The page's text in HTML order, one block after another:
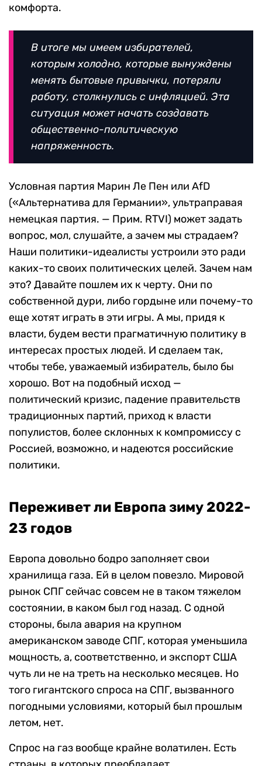
комфорта.
В итоге мы имеем избирателей,
которым холодно, которые вынуждены
менять бытовые привычки, потеряли
работу, столкнулись с инфляцией. Эта
ситуация может начать создавать
общественно-политическую
напряженность.
Условная партия Марин Ле Пен или AfD
(«Альтернатива для Германии», ультраправая
немецкая партия. — Прим. RTVI) может задать
вопрос, мол, слушайте, а зачем мы страдаем?
Наши политики-идеалисты устроили это ради
каких-то своих политических целей. Зачем нам
это? Давайте пошлем их к черту. Они по
собственной дури, либо гордыне или почему-то
еще хотят играть в эти игры. А мы, придя к
власти, будем вести прагматичную политику в
интересах простых людей. И сделаем так,
чтобы тебе, уважаемый избиратель, было бы
хорошо. Вот на подобный исход —
политический кризис, падение правительств
традиционных партий, приход к власти
популистов, более склонных к компромиссу с
Россией, возможно, и надеются российские
политики.
Переживет ли Европа зиму 2022-
23 годов
Европа довольно бодро заполняет свои
хранилища газа. Ей в целом повезло. Мировой
рынок СПГ сейчас совсем не в таком тяжелом
состоянии, в каком был год назад. С одной
стороны, была авария на крупном
американском заводе СПГ, которая уменьшила
мощность, а, соответственно, и экспорт США
чуть ли не на треть на несколько месяцев. Но
того гигантского спроса на СПГ, вызванного
погодными условиями, который был прошлым
летом, нет.
Спрос на газ вообще крайне волатилен. Есть